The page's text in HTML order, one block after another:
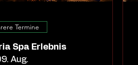
Termine
Spa Erlebnis
Aug.